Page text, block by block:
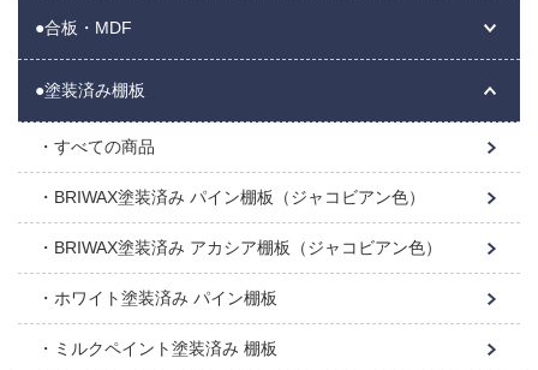
●合板・MDF
●塗装済み棚板
すべての商品
BRIWAX塗装済み パイン棚板（ジャコビアン色）
BRIWAX塗装済み アカシア棚板（ジャコビアン色）
ホワイト塗装済み パイン棚板
ミルクペイント塗装済み 棚板